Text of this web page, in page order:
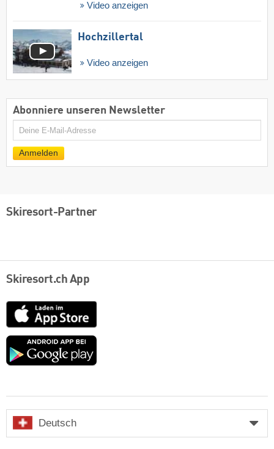
Video anzeigen
Hochzillertal
Video anzeigen
Abonniere unseren Newsletter
E-
Anmelden
Skiresort-Partner
Skiresort.ch App
App
Store
Google
Deutsch